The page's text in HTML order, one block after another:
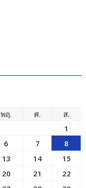
พฤ. ศ.
ส.
1
6 7
8
13 14
15
20 21
22